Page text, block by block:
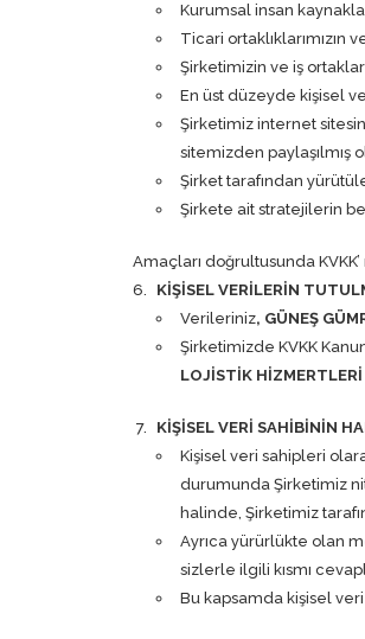
Kurumsal insan
Ticari
Şirketimizin ve iş
En üst düzeyde kişisel
Şirketimiz internet
sitemizden paylaşılmış
Şirket tarafından
Şirkete ait stratejilerin
Amaçları doğrultusunda
KİŞİSEL VERİLERİN
Verileriniz, GÜNEŞ
Şirketimizde KVKK
LOJİSTİK
KİŞİSEL VERİ SAHİBİNİN
Kişisel veri sahipleri
durumunda Şirketimiz
halinde, Şirketimiz
Ayrıca yürürlükte olan
sizlerle ilgili kısmı
Bu kapsamda kişisel